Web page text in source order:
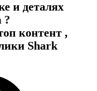
и деталях
?
контент ,
Shark